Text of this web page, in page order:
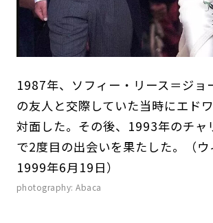
1987年、ソフィー・リース＝ジョ
の友人と交際していた当時にエド
対面した。その後、1993年のチャ
で2度目の出会いを果たした。（ウ
1999年6月19日）
photography: Abaca